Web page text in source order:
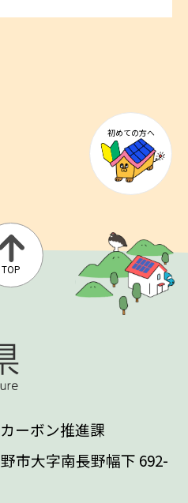
初めての方へ
TOP
ーボン推進課
市大字南長野幅下 692-